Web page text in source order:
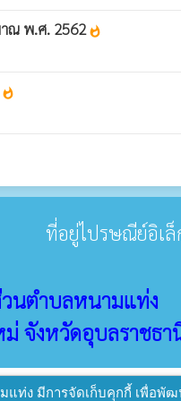
แท่ง มีการจัดเก็บคุกกี้ เพื่อ
ณ พ.ศ. 2562whatshot
whatshot
ที่อยู่ไปรษณีย์อิเ
นตำบลหนามแท่ง
ม่ จังหวัดอุบลราชธา
ริหารส่วนตำบลหนามแท่งพัฒนาระ